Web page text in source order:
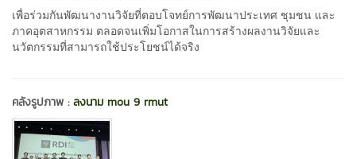
เพื่อร่วมกันพัฒนางานวิจัยที่ตอบโจทย์การพัฒนาประเทศ ชุมชน และ
ภาคอุตสาหกรรม ตลอดจนเพิ่มโอกาสในการสร้างผลงานวิจัยและ
นวัตกรรมที่สามารถใช้ประโยชน์ได้จริง
คลังรูปภาพ :ลงนาม mou 9 rmut